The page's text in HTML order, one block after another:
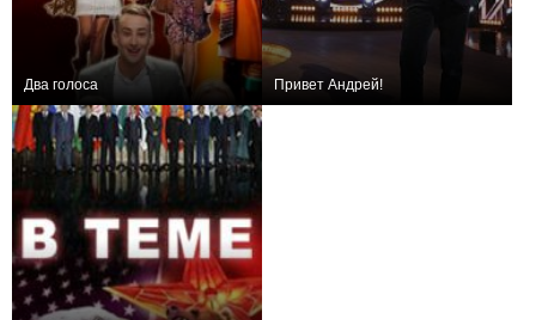
Два голоса Привет Андрей!